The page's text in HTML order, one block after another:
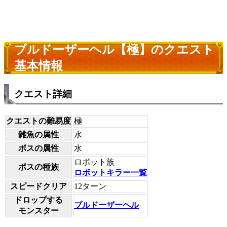
ブルドーザーヘル【極】のクエスト
基本情報
クエスト詳細
クエストの難易度 極
雑魚の属性
水
ボスの属性
水
ボスの種族
ロボット族
ロボットキラー一覧
スピードクリア
12ターン
ドロップする
モンスター
ブルドーザーヘル